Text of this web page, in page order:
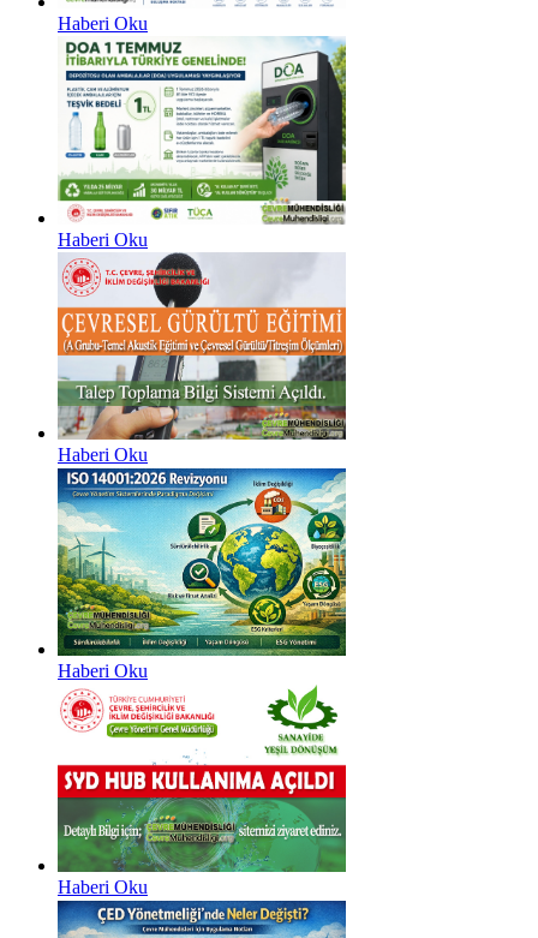
Haberi Oku
Haberi Oku
Haberi Oku
Haberi Oku
Haberi Oku